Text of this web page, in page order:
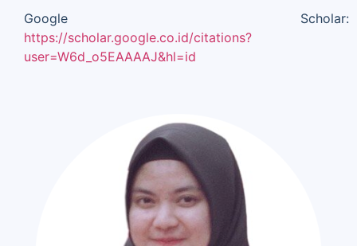
Google Scholar:
https://scholar.google.co.id/citations?
user=W6d_o5EAAAAJ&hl=id